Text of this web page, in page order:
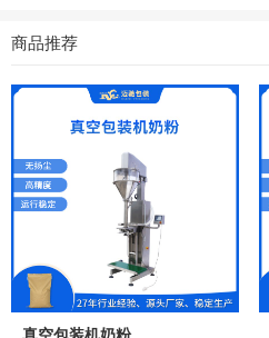
商品推荐